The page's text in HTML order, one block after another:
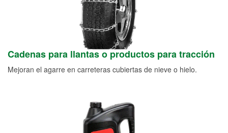
Cadenas para llantas o productos para tracción
Mejoran el agarre en carreteras cubiertas de nieve o hielo.